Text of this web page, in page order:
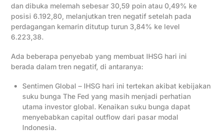
dan dibuka melemah sebesar 30,59 poin atau 0,49% ke
posisi 6.192,80, melanjutkan tren negatif setelah pada
perdagangan kemarin ditutup turun 3,84% ke level
6.223,38.
Ada beberapa penyebab yang membuat IHSG hari ini
berada dalam tren negatif, di antaranya:
Sentimen Global – IHSG hari ini tertekan akibat kebijakan
suku bunga The Fed yang masih menjadi perhatian
utama investor global. Kenaikan suku bunga dapat
menyebabkan capital outflow dari pasar modal
Indonesia.